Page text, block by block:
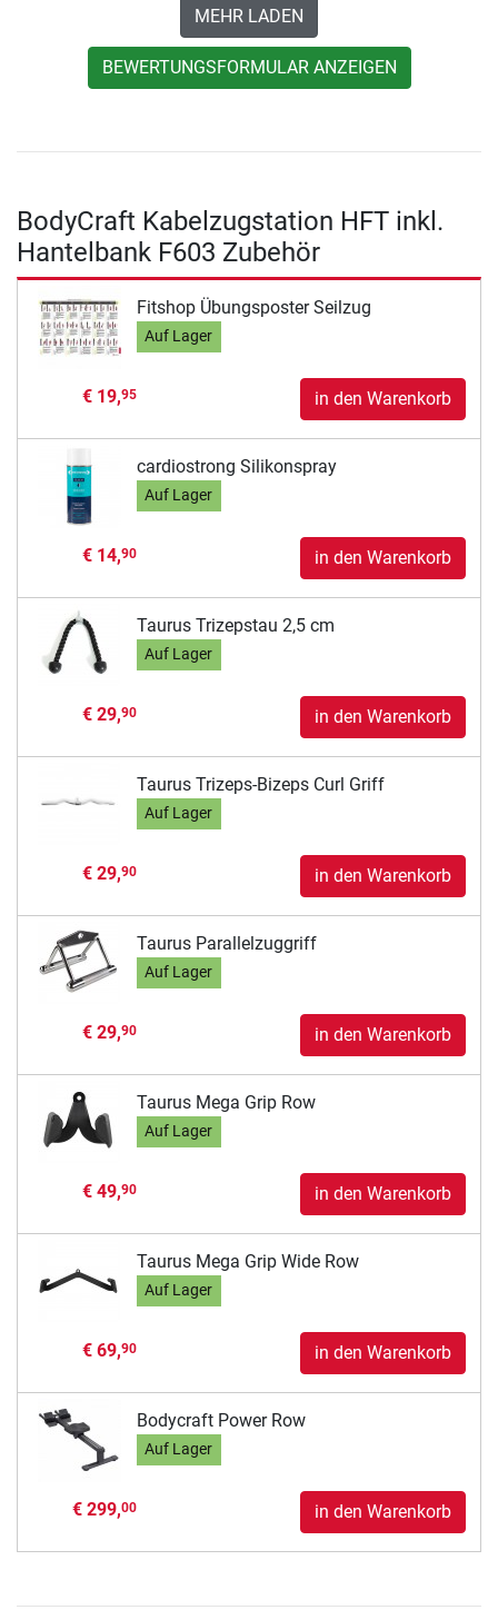
MEHR LADEN
BEWERTUNGSFORMULAR ANZEIGEN
BodyCraft Kabelzugstation HFT inkl.
Hantelbank F603 Zubehör
Fitshop Übungsposter Seilzug
Auf Lager
€ 19,95 in den Warenkorb
cardiostrong Silikonspray
Auf Lager
€ 14,90 in den Warenkorb
Taurus Trizepstau 2,5 cm
Auf Lager
€ 29,90 in den Warenkorb
Taurus Trizeps-Bizeps Curl Griff
Auf Lager
€ 29,90 in den Warenkorb
Taurus Parallelzuggriff
Auf Lager
€ 29,90 in den Warenkorb
Taurus Mega Grip Row
Auf Lager
€ 49,90 in den Warenkorb
Taurus Mega Grip Wide Row
Auf Lager
€ 69,90 in den Warenkorb
Bodycraft Power Row
Auf Lager
€ 299,00 in den Warenkorb